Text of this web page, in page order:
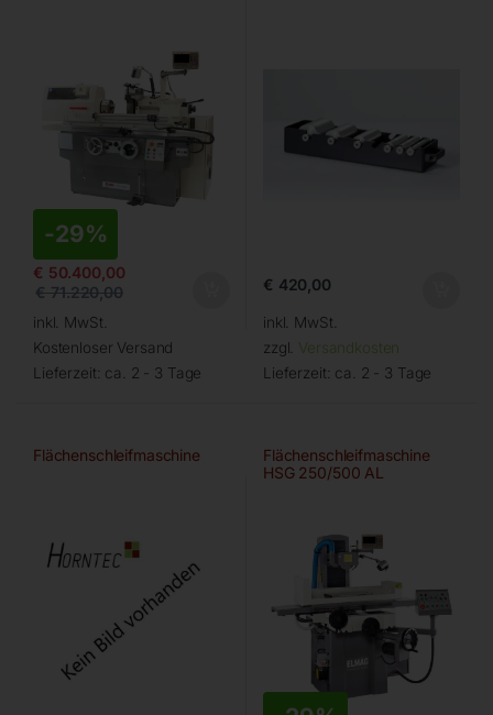
-29%
€ 50.400,00
€71.220,00
inkl. MwSt.
Kostenloser Versand
Lieferzeit: ca. 2 - 3 Tage
€ 420,00
inkl. MwSt.
zzgl. Versandkosten
Lieferzeit: ca. 2 - 3 Tage
Flächenschleifmaschine
Flächenschleifmaschine
HSG 250/500 AL